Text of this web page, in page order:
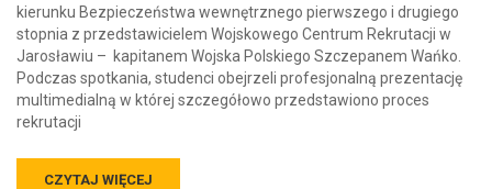
kierunku Bezpieczeństwa wewnętrznego pierwszego i drugiego
stopnia z przedstawicielem Wojskowego Centrum Rekrutacji w
Jarosławiu – kapitanem Wojska Polskiego Szczepanem Wańko.
Podczas spotkania, studenci obejrzeli profesjonalną prezentację
multimedialną w której szczegółowo przedstawiono proces
rekrutacji
CZYTAJ WIĘCEJ